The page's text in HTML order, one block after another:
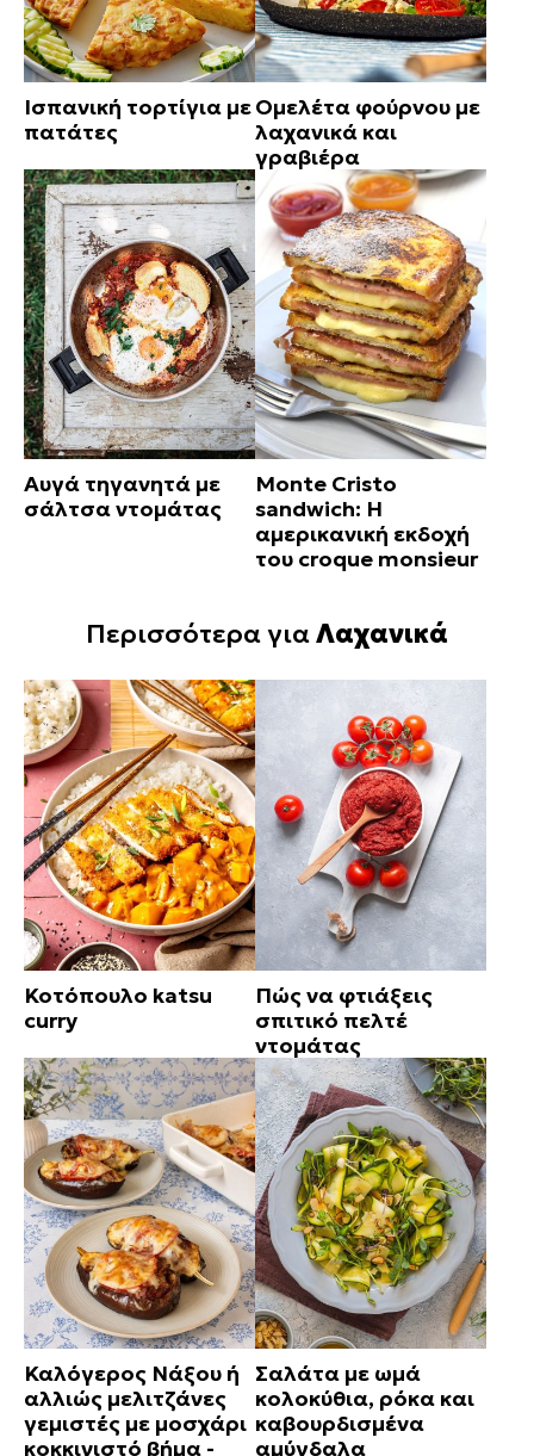
Ισπανική τορτίγια με
πατάτες
Ομελέτα φούρνου με
λαχανικά και
γραβιέρα
Αυγά τηγανητά με
σάλτσα ντομάτας
Monte Cristo
sandwich: Η
αμερικανική εκδοχή
του croque monsieur
Περισσότερα γιαΛαχανικά
Κοτόπουλο katsu
curry
Πώς να φτιάξεις
σπιτικό πελτέ
ντομάτας
Καλόγερος Νάξου ή
αλλιώς μελιτζάνες
γεμιστές με μοσχάρι
κοκκινιστό βήμα -
Σαλάτα με ωμά
κολοκύθια, ρόκα και
καβουρδισμένα
αμύγδαλα